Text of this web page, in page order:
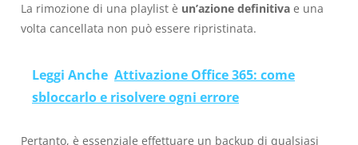
La rimozione di una playlist è un’azione definitiva e una
volta cancellata non può essere ripristinata.
Leggi Anche Attivazione Office 365: come
sbloccarlo e risolvere ogni errore
Pertanto, è essenziale effettuare un backup di qualsiasi